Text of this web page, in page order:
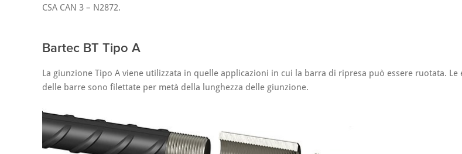
CSA CAN 3 – N2872.
Bartec BT Tipo A
La giunzione Tipo A viene utilizzata in quelle applicazioni in cui la barra di ripresa può essere ruotata. Le
delle barre sono filettate per metà della lunghezza delle giunzione.